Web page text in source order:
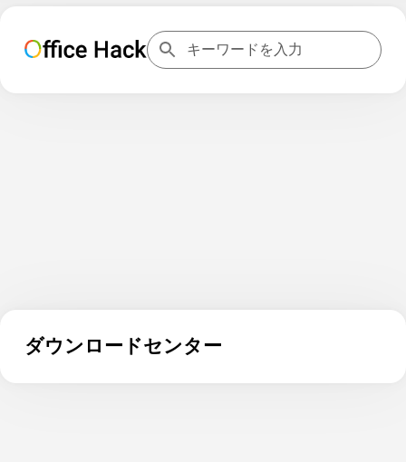
ダウンロードセンター